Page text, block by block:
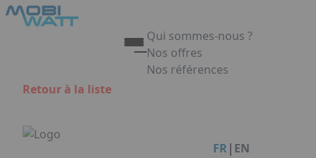
Aller au contenu principal
Qui sommes-nous ?
Nos offres
Nos références
FR | EN
Retour à la liste
Panneau de gestion des cookies